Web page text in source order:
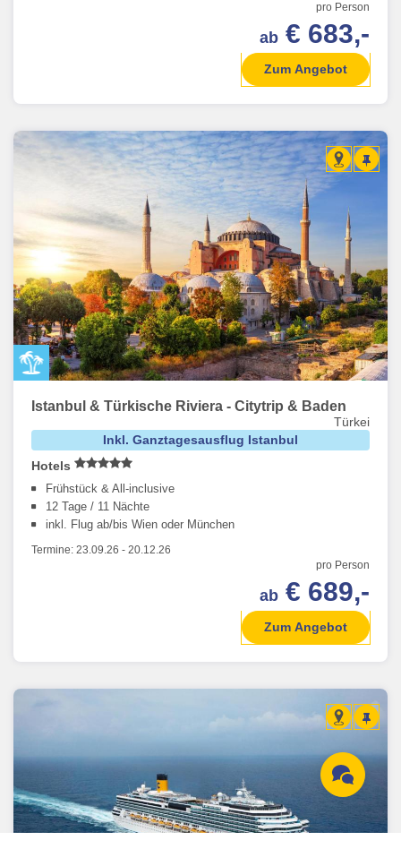
pro Person
ab € 683,-
Zum Angebot
Istanbul & Türkische Riviera - Citytrip & Baden
Türkei
Inkl. Ganztagesausflug Istanbul
Hotels
Frühstück & All-inclusive
12 Tage / 11 Nächte
inkl. Flug ab/bis Wien oder München
Termine: 23.09.26 - 20.12.26
pro Person
ab € 689,-
Zum Angebot